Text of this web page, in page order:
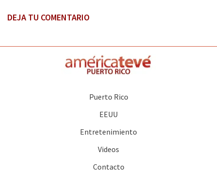
DEJA TU COMENTARIO
Puerto Rico
EEUU
Entretenimiento
Videos
Contacto